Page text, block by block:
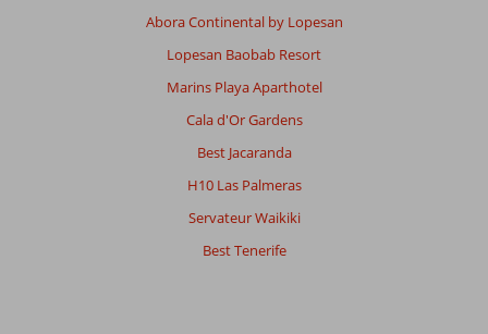
Abora Continental by Lopesan
Lopesan Baobab Resort
Marins Playa Aparthotel
Cala d'Or Gardens
Best Jacaranda
H10 Las Palmeras
Servateur Waikiki
Best Tenerife